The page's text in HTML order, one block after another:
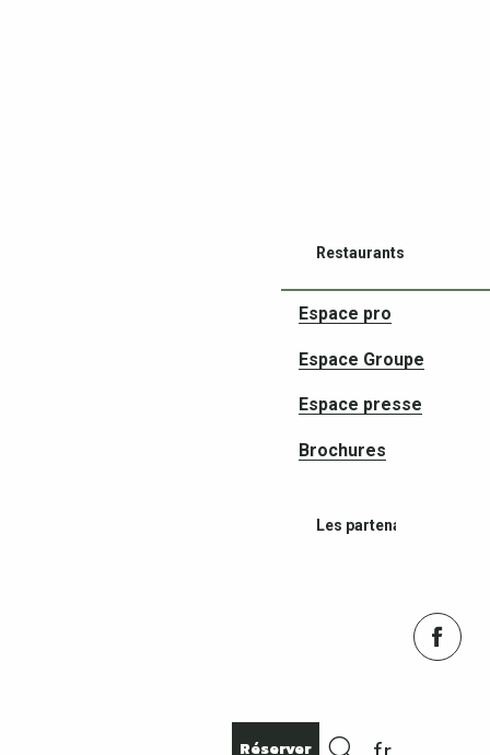
Restaurants
Les partenaires de vos
Espace pro
Espace Groupe
Espace presse
Brochures
Réserver